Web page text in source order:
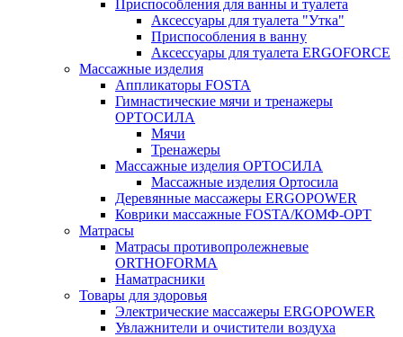
Приспособления для ванны и туалета
Аксессуары для туалета "Утка"
Приспособления в ванну
Аксессуары для туалета ERGOFORCE
Массажные изделия
Аппликаторы FOSTA
Гимнастические мячи и тренажеры
ОРТОСИЛА
Мячи
Тренажеры
Массажные изделия ОРТОСИЛА
Массажные изделия Ортосила
Деревянные массажеры ERGOPOWER
Коврики массажные FOSTA/КОМФ-ОРТ
Матрасы
Матрасы противопролежневые
ORTHOFORMA
Наматрасники
Товары для здоровья
Электрические массажеры ERGOPOWER
Увлажнители и очистители воздуха